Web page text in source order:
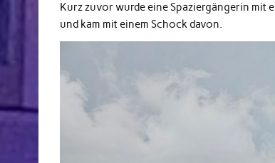
Kurz zuvor wurde eine Spaziergängerin
und kam mit einem Schock davon.